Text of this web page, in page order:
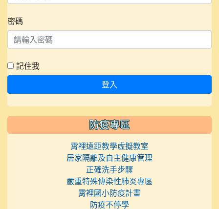
密碼
記住我
登入
防疫專區
霄裡遠距教學虛擬教室
居家隔離及自主健康管理
正確洗手步驟
嚴重特殊傳染性肺炎專區
霄裡國小防疫計畫
防疫不停學